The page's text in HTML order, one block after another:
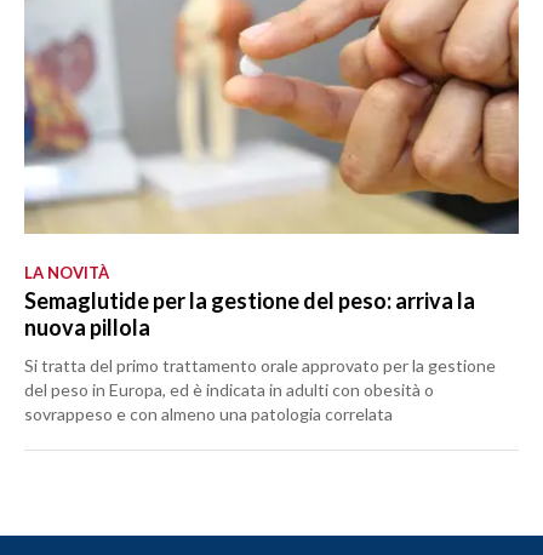
LA NOVITÀ
Semaglutide per la gestione del peso: arriva la
nuova pillola
Si tratta del primo trattamento orale approvato per la gestione
del peso in Europa, ed è indicata in adulti con obesità o
sovrappeso e con almeno una patologia correlata